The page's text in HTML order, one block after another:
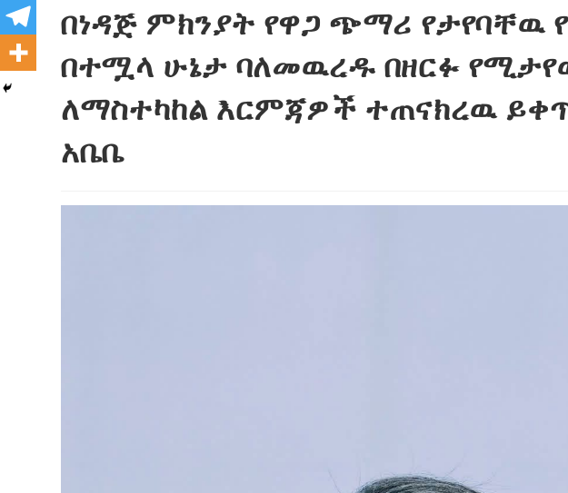
ብልፅግና ፓርቲ የምርጫ ውክልናውን ወደ
ተቃውሞ
የጠቅላይ ሚኒስትር ዐቢይ አሕመድ (ዶ/ር)
«መደመር» መጽሐፍ በቻይንኛ ተተርጉሞ በቅርቡ
ለንባብ ይበቃል
AmnAdmin July 3, 2026
በነዳጅ ምክንያት የዋጋ ጭማሪ የታየባቸዉ
በተሟላ ሁኔታ ባለመዉረዱ በዘርፉ
ለማስተካከል እርምጃዎች ተጠናክረዉ
አቤቤ